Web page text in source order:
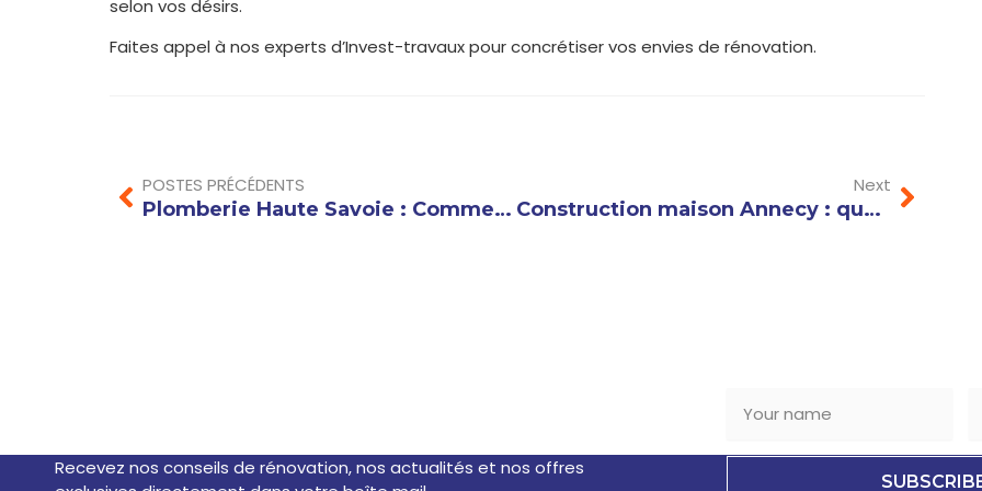
selon vos désirs.
Faites appel à nos experts d’Invest-travaux pour concrétiser vos envies de rénovation.
POSTES PRÉCÉDENTS
Plomberie Haute Savoie : Comment choisir le bon artisan pour vos travaux ?
Next
Construction maison Annecy : quelles options pour un habitat écologique et durable ?
Recevez nos conseils de rénovation, nos actualités et nos offres